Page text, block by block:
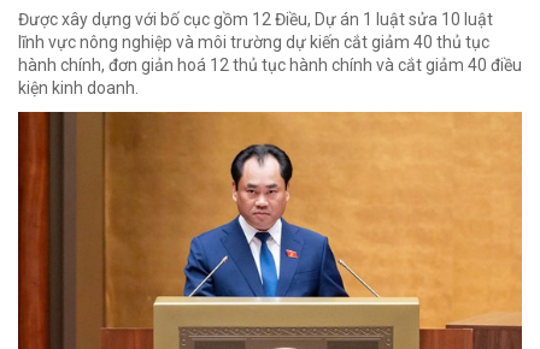
Được xây dựng với bố cục gồm 12 Điều, Dự án 1 luật sửa 10 luật
lĩnh vực nông nghiệp và môi trường dự kiến cắt giảm 40 thủ tục
hành chính, đơn giản hoá 12 thủ tục hành chính và cắt giảm 40 điều
kiện kinh doanh.